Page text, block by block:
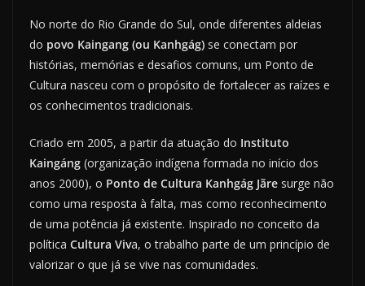
No norte do Rio Grande do Sul, onde diferentes aldeias
do povo Kaingang (ou Kanhgág) se conectam por
histórias, memórias e desafios comuns, um Ponto de
Cultura nasceu com o propósito de fortalecer as raízes e
os conhecimentos tradicionais.
Criado em 2005, a partir da atuação do Instituto
Kaingáng (organização indígena formada no início dos
anos 2000), o Ponto de Cultura Kanhgág Jãre surge não
como uma resposta à falta, mas como reconhecimento
de uma potência já existente. Inspirado no conceito da
política Cultura Viva, o trabalho parte de um princípio de
valorizar o que já se vive nas comunidades.